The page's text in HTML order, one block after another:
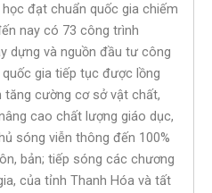
đạt chuẩn quốc gia chiếm
nay có 73 công trình
dựng và nguồn đầu tư công
gia tiếp tục được lồng
tăng cường cơ sở vật chất,
cao chất lượng giáo dục,
sóng viễn thông đến 100%
bản; tiếp sóng các chương
của tỉnh Thanh Hóa và tất